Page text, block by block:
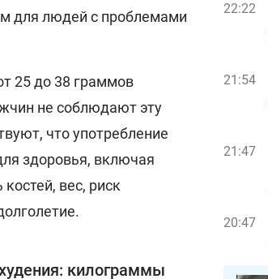
для людей с проблемами
25 до 38 граммов
не соблюдают эту
что употребление
здоровья, включая
вес, риск
килограммы
22:22
21:54
21:47
20:47